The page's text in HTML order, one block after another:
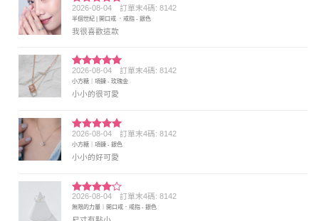
評分5滿
分 5
2026-08-04 訂單末4碼: 8142
半個世紀 | 開口戒 ．戒指 - 銀色
我很喜歡這款
評分5 滿
分 5
2026-08-04 訂單末4碼: 8142
小方糖｜項鍊 - 玫瑰金
小小的很可愛
評分5 滿
分 5
2026-08-04 訂單末4碼: 8142
小方糖｜項鍊 - 銀色
小小的好可愛
評分4
滿分 5
2026-08-04 訂單末4碼: 8142
無限的力量｜開口戒．戒指 - 銀色